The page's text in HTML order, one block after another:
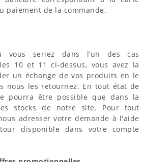
paiement de la commande.
vous seriez dans l’un des cas
10 et 11 ci-dessus, vous avez la
un échange de vos produits en le
nous les retournez. En tout état de
pourra être possible que dans la
stocks de notre site. Pour tout
adresser votre demande à l'aide
disponible dans votre compte